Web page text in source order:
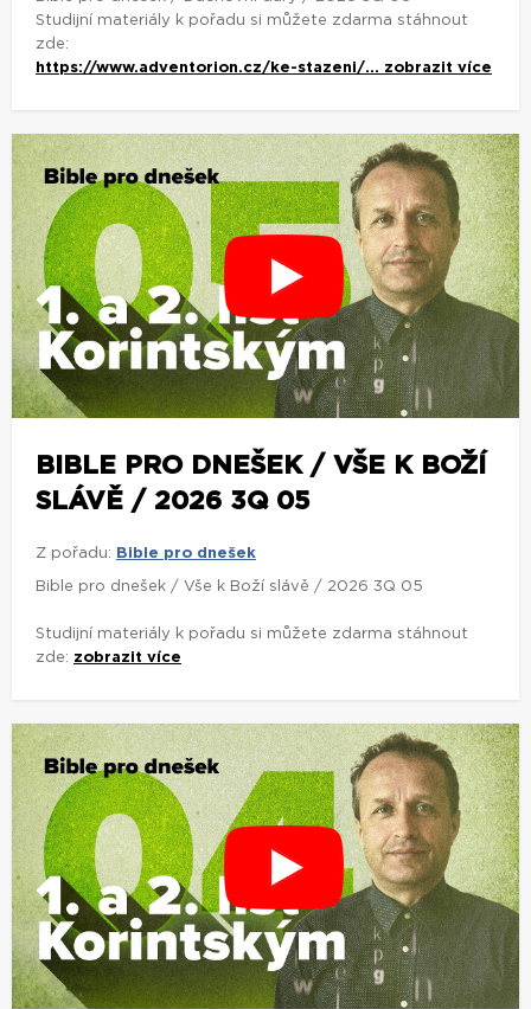
Studijní materiály k pořadu si můžete zdarma stáhnout
zde:
https://www.adventorion.cz/ke-stazeni/... zobrazit více
BIBLE PRO DNEŠEK / VŠE K BOŽÍ
SLÁVĚ / 2026 3Q 05
Z pořadu: Bible pro dnešek
Bible pro dnešek / Vše k Boží slávě / 2026 3Q 05
Studijní materiály k pořadu si můžete zdarma stáhnout
zde: zobrazit více